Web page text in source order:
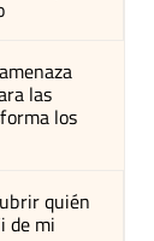
las
los
quién
de mi